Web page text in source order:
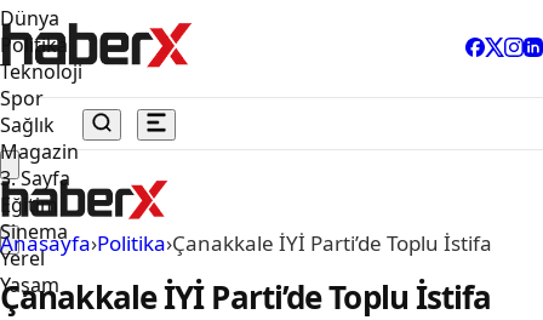
Dünya
Politika
Teknoloji
Spor
Sağlık
Magazin
3. Sayfa
Eğitim
Sinema
Yerel
Yaşam
Anasayfa›Politika›Çanakkale İYİ Parti’de Toplu İstifa
Çanakkale İYİ Parti’de Toplu İstifa